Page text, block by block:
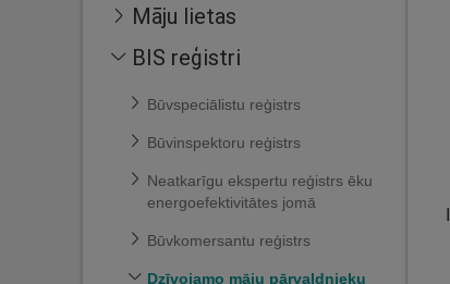
Māju lietas
BIS reģistri
Būvspeciālistu reģistrs
Būvinspektoru reģistrs
Neatkarīgu ekspertu reģistrs ēku
energoefektivitātes jomā
Būvkomersantu reģistrs
Dzīvojamo māju pārvaldnieku